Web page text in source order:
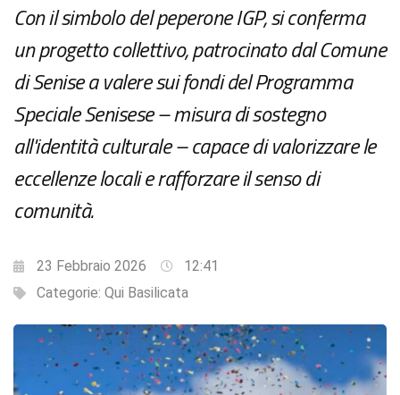
Con il simbolo del peperone IGP, si conferma
un progetto collettivo, patrocinato dal Comune
di Senise a valere sui fondi del Programma
Speciale Senisese – misura di sostegno
all'identità culturale – capace di valorizzare le
eccellenze locali e rafforzare il senso di
comunità.
23 Febbraio 2026
12:41
Categorie: Qui Basilicata